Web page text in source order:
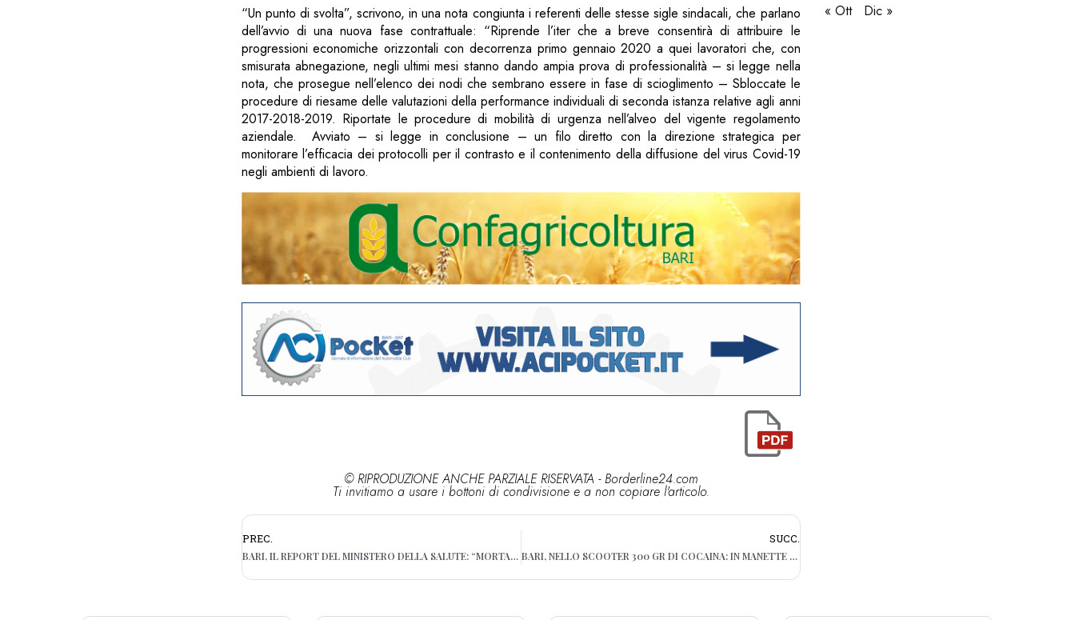
“Un punto di svolta”, scrivono, in una nota congiunta i referenti delle stesse sigle sindacali, che parlano
dell’avvio di una nuova fase contrattuale: “Riprende l’iter che a breve consentirà di attribuire le
progressioni economiche orizzontali con decorrenza primo gennaio 2020 a quei lavoratori che, con
smisurata abnegazione, negli ultimi mesi stanno dando ampia prova di professionalità – si legge nella
nota, che prosegue nell’elenco dei nodi che sembrano essere in fase di scioglimento – Sbloccate le
procedure di riesame delle valutazioni della performance individuali di seconda istanza relative agli anni
2017-2018-2019. Riportate le procedure di mobilità di urgenza nell’alveo del vigente regolamento
aziendale. Avviato – si legge in conclusione – un filo diretto con la direzione strategica per
monitorare l’efficacia dei protocolli per il contrasto e il contenimento della diffusione del virus Covid-19
negli ambienti di lavoro.
© RIPRODUZIONE ANCHE PARZIALE RISERVATA - Borderline24.com
Ti invitiamo a usare i bottoni di condivisione e a non copiare l'articolo.
PREC.
BARI, IL REPORT DEL MINISTERO DELLA SALUTE: “MORTALITÀ IN AUMENTO DA OTTOBRE”
SUCC.
BARI, NELLO SCOOTER 300 GR DI COCAINA: IN MANETTE 28ENNE
« Ott Dic »